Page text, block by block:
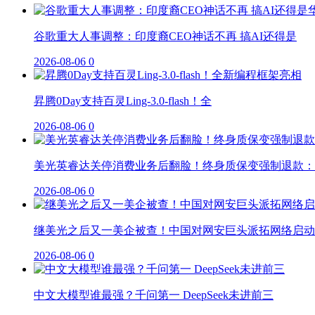
谷歌重大人事调整：印度裔CEO神话不再 搞AI还得是
2026-08-06 0
昇腾0Day支持百灵Ling-3.0-flash！全
2026-08-06 0
美光英睿达关停消费业务后翻脸！终身质保变强制退款
2026-08-06 0
继美光之后又一美企被查！中国对网安巨头派拓网络启
2026-08-06 0
中文大模型谁最强？千问第一 DeepSeek未进前三